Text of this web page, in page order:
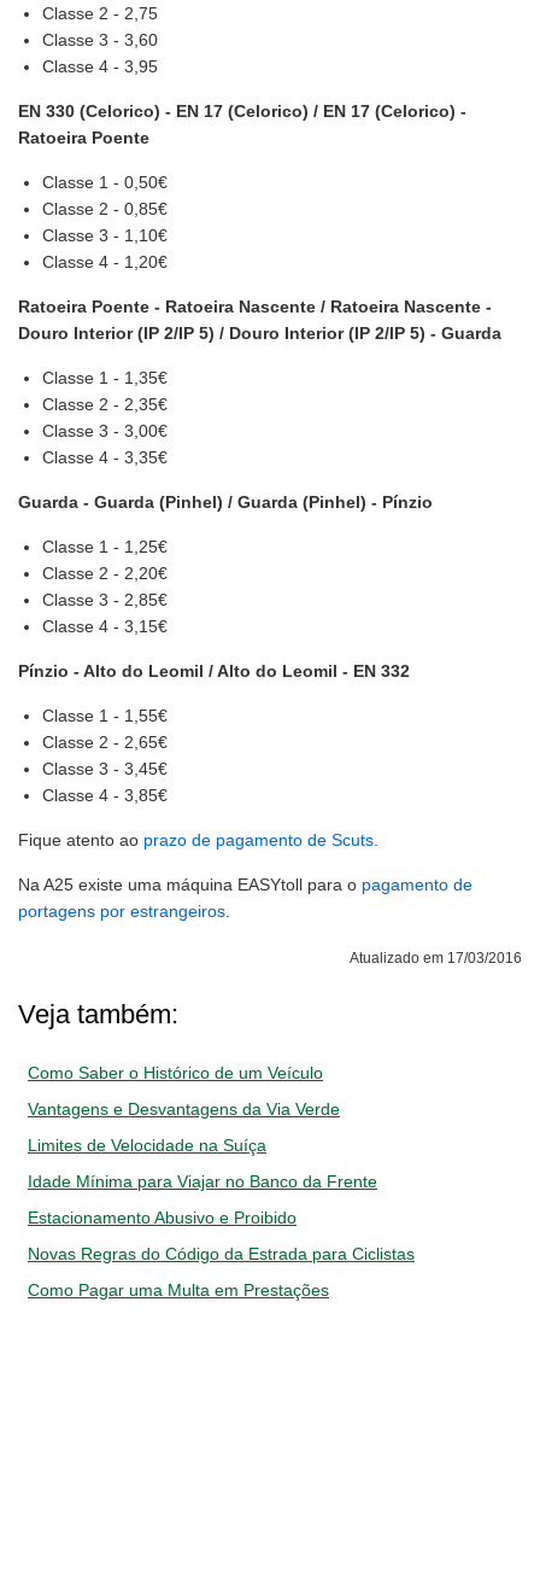
Classe 2 - 2,75
Classe 3 - 3,60
Classe 4 - 3,95
EN 330 (Celorico) - EN 17 (Celorico) / EN 17 (Celorico) -
Ratoeira Poente
Classe 1 - 0,50€
Classe 2 - 0,85€
Classe 3 - 1,10€
Classe 4 - 1,20€
Ratoeira Poente - Ratoeira Nascente / Ratoeira Nascente -
Douro Interior (IP 2/IP 5) / Douro Interior (IP 2/IP 5) - Guarda
Classe 1 - 1,35€
Classe 2 - 2,35€
Classe 3 - 3,00€
Classe 4 - 3,35€
Guarda - Guarda (Pinhel) / Guarda (Pinhel) - Pínzio
Classe 1 - 1,25€
Classe 2 - 2,20€
Classe 3 - 2,85€
Classe 4 - 3,15€
Pínzio - Alto do Leomil / Alto do Leomil - EN 332
Classe 1 - 1,55€
Classe 2 - 2,65€
Classe 3 - 3,45€
Classe 4 - 3,85€
Fique atento ao prazo de pagamento de Scuts
Na A25 existe uma máquina EASYtoll para o pagamento de
portagens por estrangeiros
Atualizado em 17/03/2016
Veja também:
Como Saber o Histórico de um Veículo
Vantagens e Desvantagens da Via Verde
Limites de Velocidade na Suíça
Idade Mínima para Viajar no Banco da Frente
Estacionamento Abusivo e Proibido
Novas Regras do Código da Estrada para Ciclistas
Como Pagar uma Multa em Prestações